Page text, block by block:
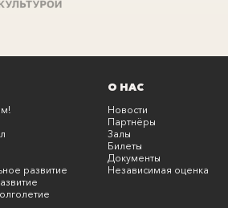
развитие
О НАС
Новости
Партнёры
Залы
Билеты
Документы
Независимая оценка